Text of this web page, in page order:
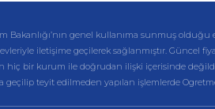
Bakanlığı’nın genel kullanıma sunmuş
iletişime geçilerek sağlanmıştır. Güncel
hiç bir kurum ile doğrudan ilişki içerisinde
teyit edilmeden yapılan işlemlerde